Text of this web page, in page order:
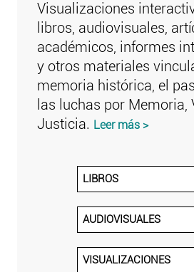
Visualizaciones
libros, audiovisuales,
académicos, informes
y otros materiales
memoria histórica, el
las luchas por Memoria,
Justicia. Leer más >
LIBROS
AUDIOVISUALES
VISUALIZACIONES